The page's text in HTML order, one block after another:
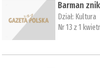
Barman
Dział: Kultura
Nr 13 z 1